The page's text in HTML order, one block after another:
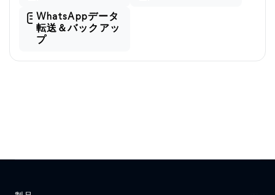
WhatsAppデータ
転送＆バックアッ
プ